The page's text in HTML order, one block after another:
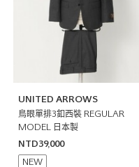
UNITED ARROWS
鳥眼單排3釦西裝 REGULAR
MODEL 日本製
NTD39,000
NEW